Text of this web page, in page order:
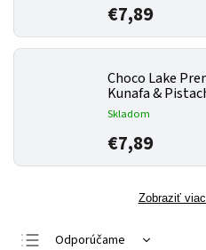
€7,89
Choco Lake
Kunafa &
Skladom
€7,89
Zobraziť
Odporúčame